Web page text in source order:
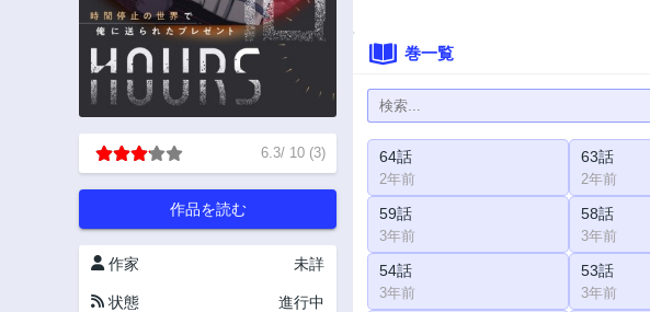
6.3/ 10 (3)
作品を読む
作家 未詳
状態 進行中
巻一覧
64話
2年前
63話
2年前
59話
3年前
58話
3年前
54話
3年前
53話
3年前